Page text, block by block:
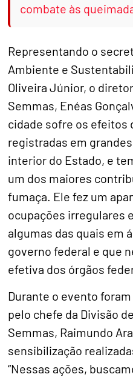
combate às
Representando o
Ambiente e
Oliveira Júnior, o
Semmas, Enéas
cidade sofre os efeitos
registradas em
interior do Estado, e
um dos maiores
fumaça. Ele fez um
ocupações irregulares
algumas das quais em
governo federal e que
efetiva dos órgãos
Durante o evento
pelo chefe da Divisão
Semmas, Raimundo
sensibilização
“Nessas ações,